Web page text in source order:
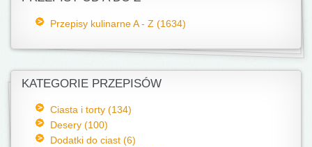
Przepisy kulinarne A - Z (1634)
KATEGORIE PRZEPISÓW
Ciasta i torty (134)
Desery (100)
Dodatki do ciast (6)